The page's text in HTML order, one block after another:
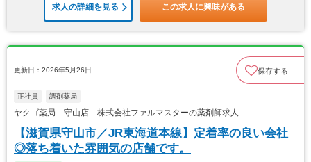
求人の詳細を見る この求人に興味がある
更新日：2026年5月26日 保存する
正社員 調剤薬局
ヤクゴ薬局 守山店 株式会社ファルマスターの薬剤師求人
【滋賀県守山市／JR東海道本線】定着率の良い会社
◎落ち着いた雰囲気の店舗です。